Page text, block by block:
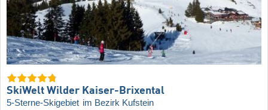
SkiWelt Wilder Kaiser-Brixental
5-Sterne-Skigebiet im Bezirk Kufstein